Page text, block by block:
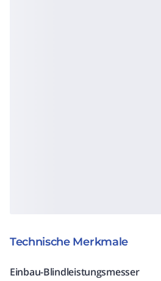
Technische Merkmale
Einbau-Blindleistungsmesser